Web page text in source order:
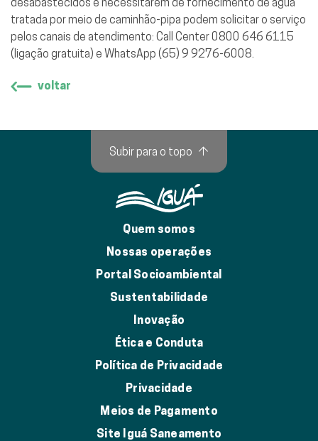
tratada por meio de caminhão-pipa podem solicitar o serviço
pelos canais de atendimento: Call Center 0800 646 6115
(ligação gratuita) e WhatsApp (65) 9 9276-6008.
voltar
Quem somos
Nossas operações
Portal Socioambiental
Sustentabilidade
Inovação
Ética e Conduta
Política de Privacidade
Privacidade
Meios de Pagamento
Site Iguá Saneamento
Subir para o topo ↑